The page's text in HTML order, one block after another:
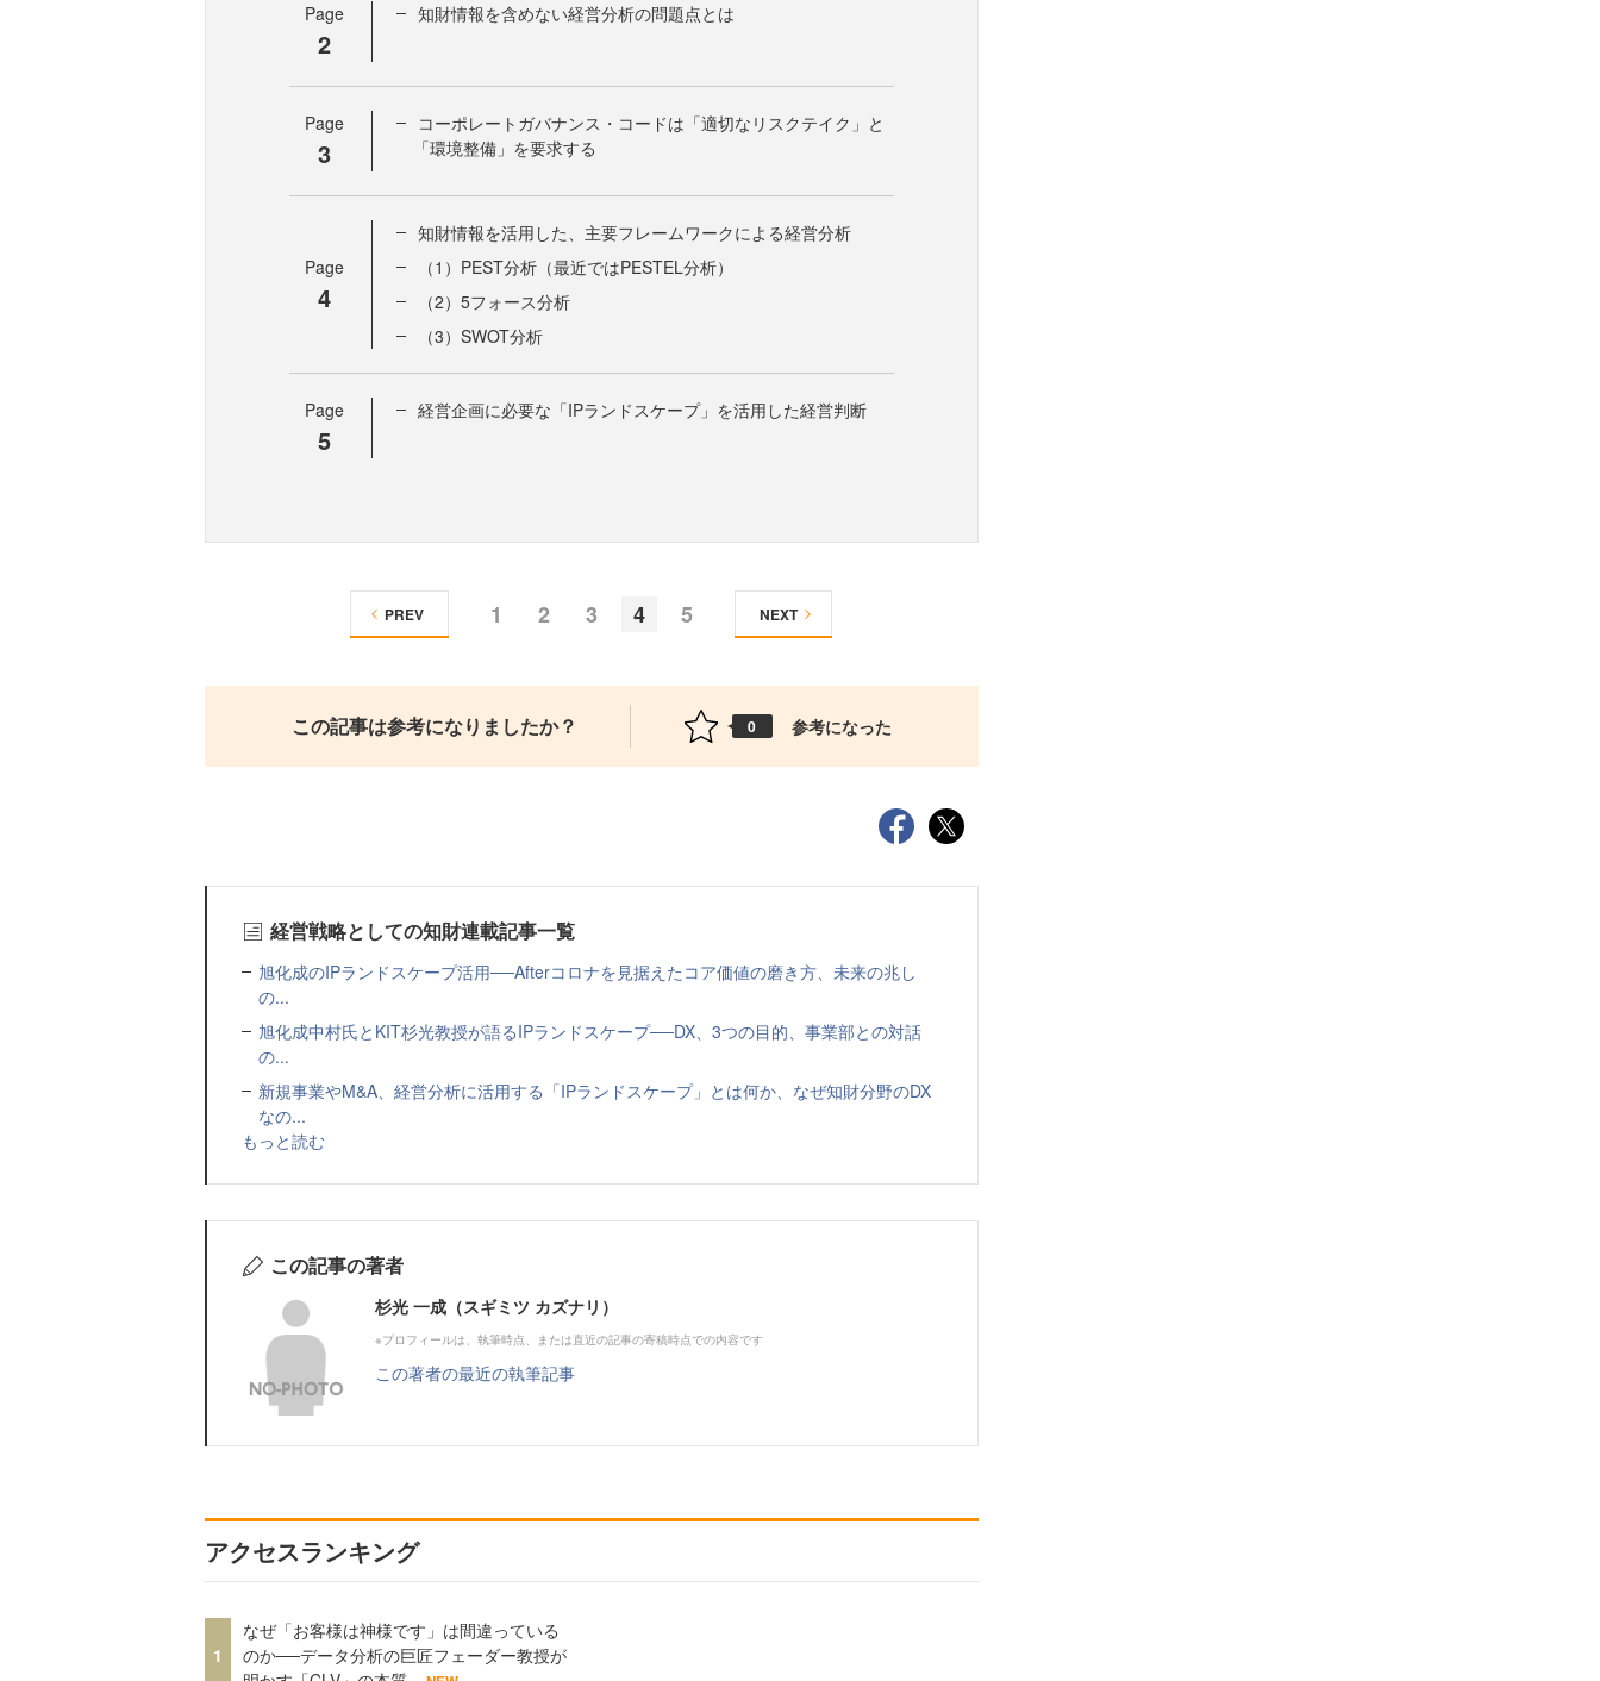
Page
2
知財情報を含めない経営分析の問題点とは
Page
3
コーポレートガバナンス・コードは「適切なリスクテイク」と
「環境整備」を要求する
Page
4
知財情報を活用した、主要フレームワークによる経営分析
（1）PEST分析（最近ではPESTEL分析）
（2）5フォース分析
（3）SWOT分析
Page
5
経営企画に必要な「IPランドスケープ」を活用した経営判断
1 2 3 4 5
PREV NEXT
この記事は参考になりましたか？ 0 参考になった
経営戦略としての知財連載記事一覧
旭化成のIPランドスケープ活用──Afterコロナを見据えたコア価値の磨き方、未来の兆し
の...
旭化成中村氏とKIT杉光教授が語るIPランドスケープ──DX、3つの目的、事業部との対話
の...
新規事業やM&A、経営分析に活用する「IPランドスケープ」とは何か、なぜ知財分野のDX
なの...
もっと読む
この記事の著者
杉光 一成（スギミツ カズナリ）
※プロフィールは、執筆時点、または直近の記事の寄稿時点での内容です
この著者の最近の執筆記事
アクセスランキング
1
なぜ「お客様は神様です」は間違っている
のか──データ分析の巨匠フェーダー教授が